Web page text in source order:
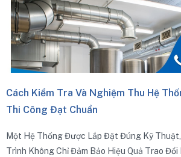
Kiểm Tra Và Nghiệm Thu Hệ
Công Đạt Chuẩn
Hệ Thống Được Lắp Đặt Đúng Kỹ Thuật,
Không Chỉ Đảm Bảo Hiệu Quả Trao Đổi